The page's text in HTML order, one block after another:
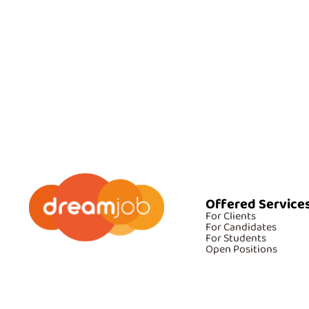
Offered
For Clients
For Candidates
For Students
Open Positions